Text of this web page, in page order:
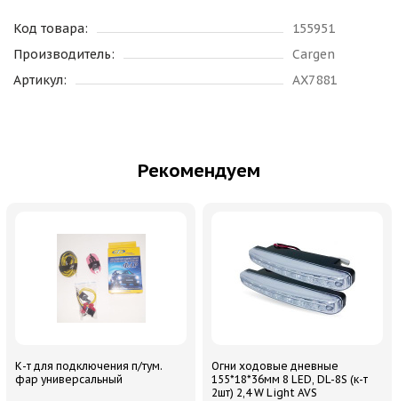
Код товара:
155951
Производитель:
Cargen
Артикул:
AX7881
Рекомендуем
К-т для подключения п/тум.
фар универсальный
Огни ходовые дневные
155*18*36мм 8 LED, DL-8S (к-т
2шт) 2,4 W Light AVS